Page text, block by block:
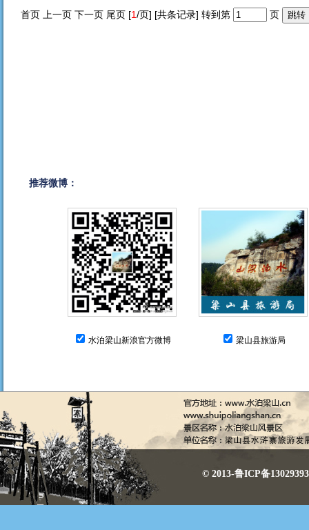
首页 上一页 下一页 尾页 [1/页] [共条记录] 转到第 页
推荐微博：
水泊梁山新浪官方微博 梁山县旅游局
© 2013-鲁ICP备